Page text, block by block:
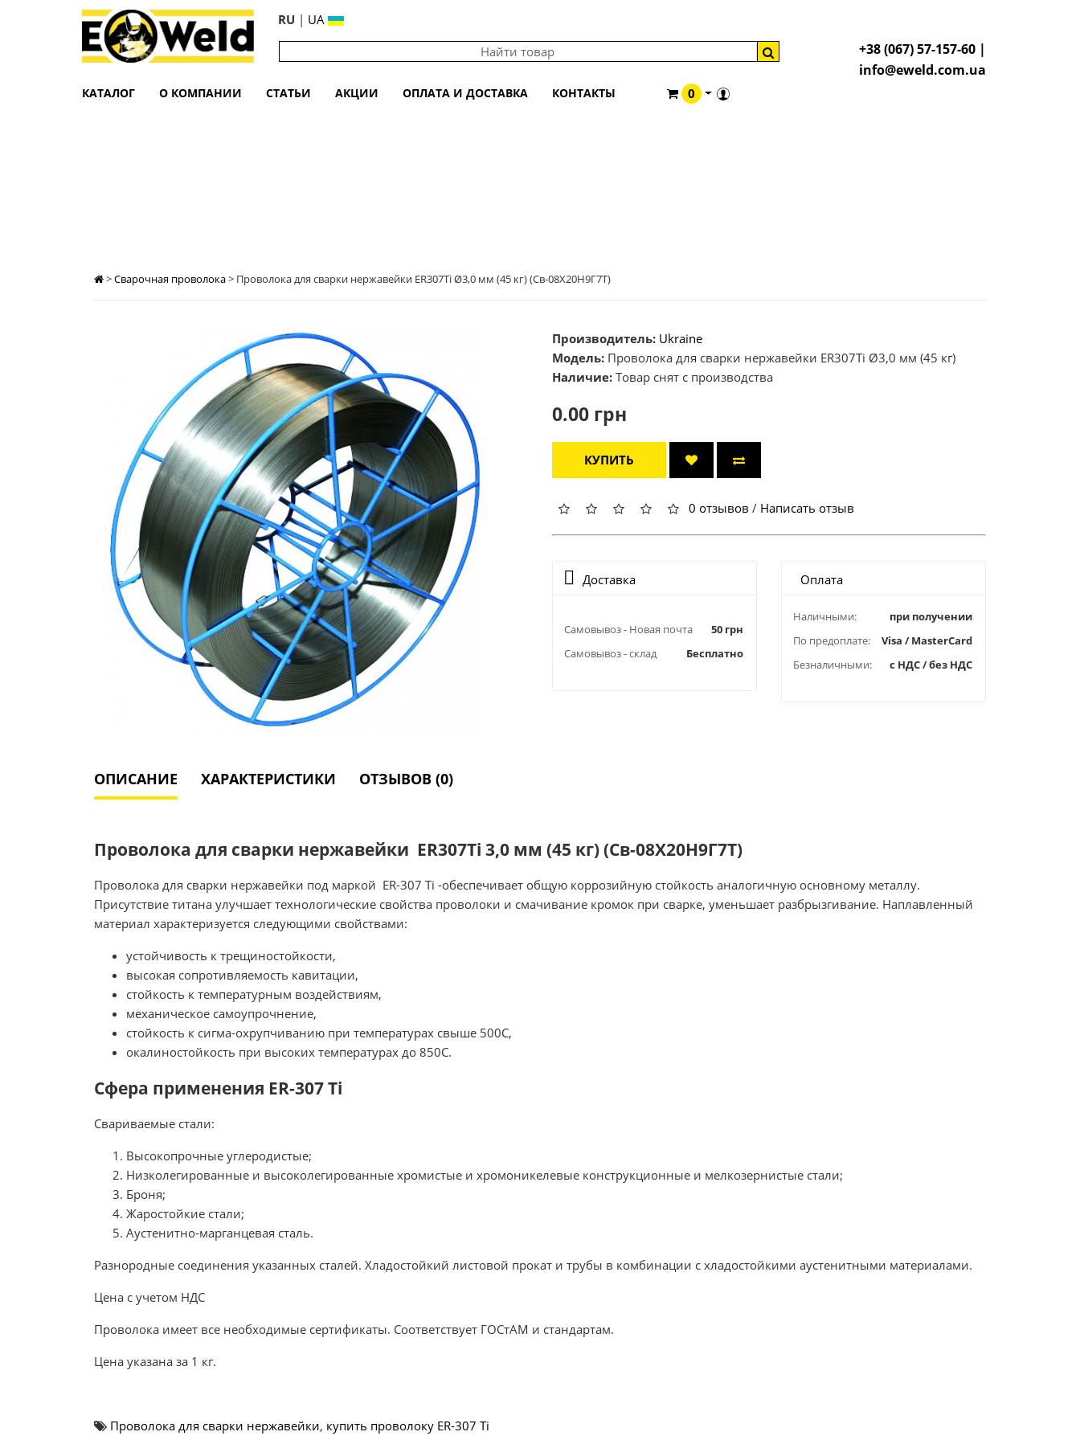
RU | UA
КАТАЛОГ О КОМПАНИИ СТАТЬИ АКЦИИ ОПЛАТА И ДОСТАВКА КОНТАКТЫ 0
+38 (067) 57-157-60 |
info@eweld.com.ua
>Сварочная проволока> Проволока для сварки нержавейки ER307Ti Ø3,0 мм (45 кг) (Св-08Х20Н9Г7Т)
Производитель: Ukraine
Модель: Проволока для сварки нержавейки ER307Ti Ø3,0 мм (45 кг)
Наличие: Товар снят с производства
0.00 грн
КУПИТЬ
0 отзывов / Написать отзыв
Доставка
Самовывоз - Новая почта
50 грн
Самовывоз - склад
Бесплатно
Оплата
Наличными:
при получении
По предоплате:
Visa / MasterCard
Безналичными:
с НДС / без НДС
ОПИСАНИЕ ХАРАКТЕРИСТИКИ ОТЗЫВОВ (0)
Проволока для сварки нержавейки ER307Ti 3,0 мм (45 кг) (Св-08Х20Н9Г7Т)
Проволока для сварки нержавейки под маркой ER-307 Ti -обеспечивает общую коррозийную стойкость аналогичную основному металлу.
Присутствие титана улучшает технологические свойства проволоки и смачивание кромок при сварке, уменьшает разбрызгивание. Наплавленный
материал характеризуется следующими свойствами:
устойчивость к трещиностойкости,
высокая сопротивляемость кавитации,
стойкость к температурным воздействиям,
механическое самоупрочнение,
стойкость к сигма-охрупчиванию при температурах свыше 500С,
окалиностойкость при высоких температурах до 850С.
Сфера применения ER-307 Ti
Свариваемые стали:
Высокопрочные углеродистые;
Низколегированные и высоколегированные хромистые и хромоникелевые конструкционные и мелкозернистые стали;
Броня;
Жаростойкие стали;
Аустенитно-марганцевая сталь.
Разнородные соединения указанных сталей. Хладостойкий листовой прокат и трубы в комбинации с хладостойкими аустенитными материалами.
Цена с учетом НДС
Проволока имеет все необходимые сертификаты. Соответствует ГОСтАМ и стандартам.
Цена указана за 1 кг.
Проволока для сварки нержавейки, купить проволоку ER-307 Ti